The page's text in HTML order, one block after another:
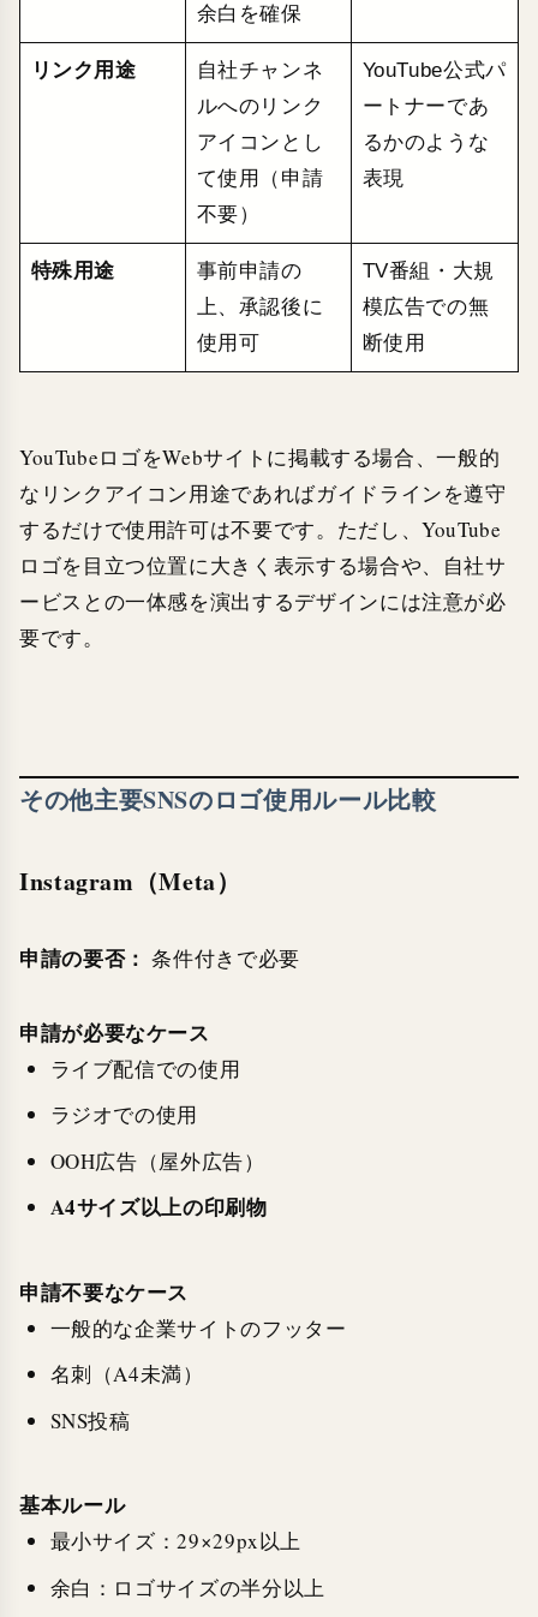
余白を確保
リンク用途
自社チャンネ
ルへのリンク
アイコンとし
て使用（申請
不要）
YouTube公式パ
ートナーであ
るかのような
表現
特殊用途
事前申請の
上、承認後に
使用可
TV番組・大規
模広告での無
断使用
YouTubeロゴをWebサイトに掲載する場合、一般的
なリンクアイコン用途であればガイドラインを遵守
するだけで使用許可は不要です。ただし、YouTube
ロゴを目立つ位置に大きく表示する場合や、自社サ
ービスとの一体感を演出するデザインには注意が必
要です。
その他主要SNSのロゴ使用ルール比較
Instagram（Meta）
申請の要否： 条件付きで必要
申請が必要なケース
ライブ配信での使用
ラジオでの使用
OOH広告（屋外広告）
A4サイズ以上の印刷物
申請不要なケース
一般的な企業サイトのフッター
名刺（A4未満）
SNS投稿
基本ルール
最小サイズ：29×29px以上
余白：ロゴサイズの半分以上